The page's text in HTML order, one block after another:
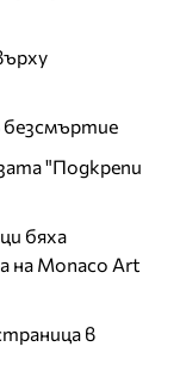
безсмъртие
"Подкрепи
бяха
на Monaco Art
в